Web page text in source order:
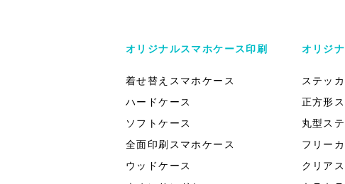
オリジナルスマホケース印刷
着せ替えスマホケース
ハードケース
ソフトケース
全面印刷スマホケース
ウッドケース
オリジ
ステッ
正方形
丸型ス
フリー
クリア